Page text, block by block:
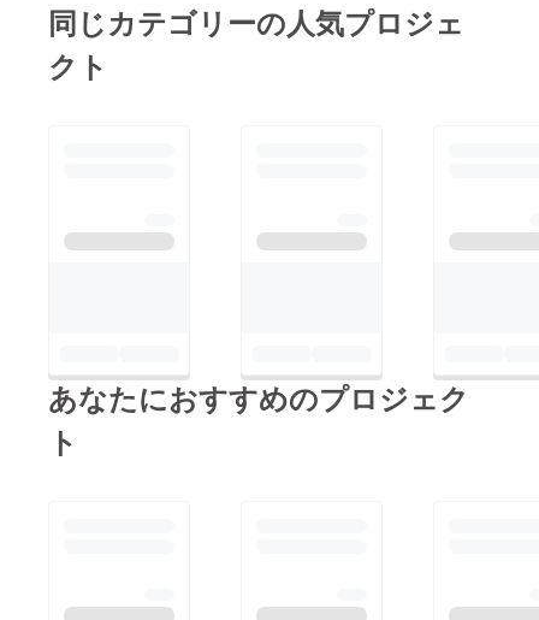
ります。 資金難でス
ご迷惑をおかけしつつ
の映画を届けることが
大きな目標ですが、
同じカテゴリーの人気プロジェ
クト
あなたにおすすめのプロジェク
ト